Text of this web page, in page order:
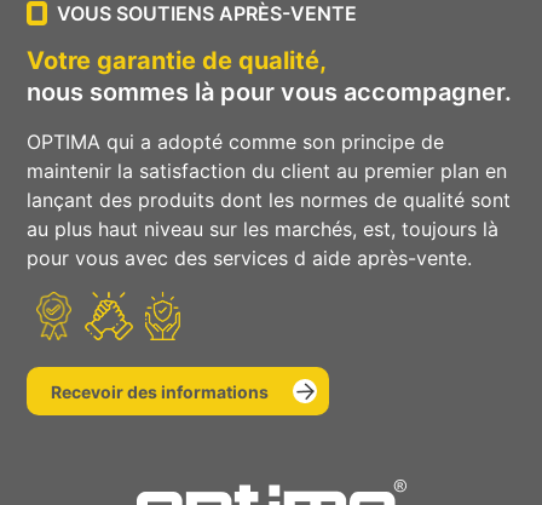
VOUS SOUTIENS APRÈS-VENTE
Votre garantie de qualité,
nous sommes là pour vous accompagner.
OPTIMA qui a adopté comme son principe de
maintenir la satisfaction du client au premier plan en
lançant des produits dont les normes de qualité sont
au plus haut niveau sur les marchés, est, toujours là
pour vous avec des services d aide après-vente.
Recevoir des informations